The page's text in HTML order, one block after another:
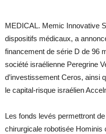
MEDICAL. Memic Innovative
dispositifs médicaux, a
financement de série D de 96
société israélienne Peregrine
d’investissement Ceros, ainsi
le capital-risque israélien
Les fonds levés permettront
chirurgicale robotisée